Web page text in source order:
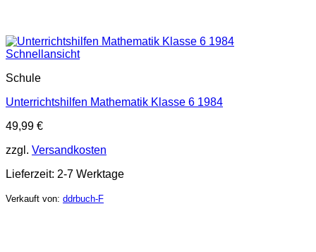
Schnellansicht
Schule
Unterrichtshilfen Mathematik Klasse 6 1984
49,99 €
zzgl. Versandkosten
Lieferzeit: 2-7 Werktage
Verkauft von: ddrbuch-F